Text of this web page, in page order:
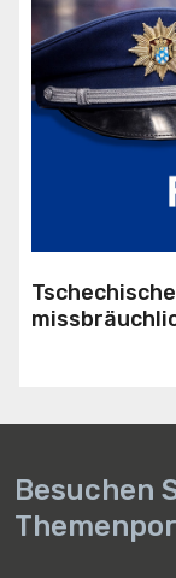
Besuchen